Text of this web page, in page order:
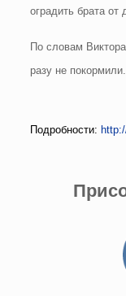
оградить брата от
По словам
разу не
Подробности: